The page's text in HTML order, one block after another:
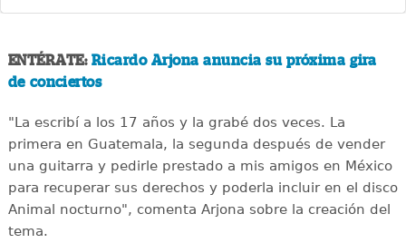
ENTÉRATE: Ricardo Arjona anuncia su próxima gira
de conciertos
"La escribí a los 17 años y la grabé dos veces. La
primera en Guatemala, la segunda después de vender
una guitarra y pedirle prestado a mis amigos en México
para recuperar sus derechos y poderla incluir en el disco
Animal nocturno", comenta Arjona sobre la creación del
tema.